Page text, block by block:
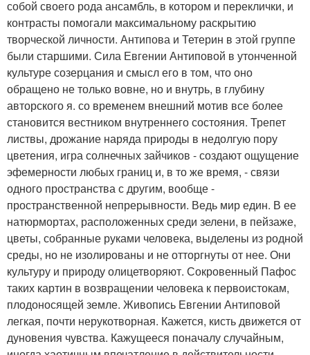
собой своего рода ансамбль, в котором и переклички, и
контрасты помогали максимальному раскрытию
творческой личности. Антипова и Тетерин в этой группе
были старшими. Сила Евгении Антиповой в утонченной
культуре созерцания и смысл его в том, что оно
обращено не только вовне, но и внутрь, в глубину
авторского я. со временем внешний мотив все более
становится вестником внутреннего состояния. Трепет
листвы, дрожание наряда природы в недолгую пору
цветения, игра солнечных зайчиков - создают ощущение
эфемерности любых границ и, в то же время, - связи
одного пространства с другим, вообще -
пространственной непрерывности. Ведь мир един. В ее
натюрмортах, расположенных среди зелени, в пейзаже,
цветы, собранные руками человека, выделены из родной
среды, но не изолированы и не отторгнуты от нее. Они
культуру и природу олицетворяют. Сокровенный Пафос
таких картин в возвращении человека к первоистокам,
плодоносящей земле. Живопись Евгении Антиповой
легкая, почти нерукотворная. Кажется, кисть движется от
дуновения чувства. Кажущееся поначалу случайным,